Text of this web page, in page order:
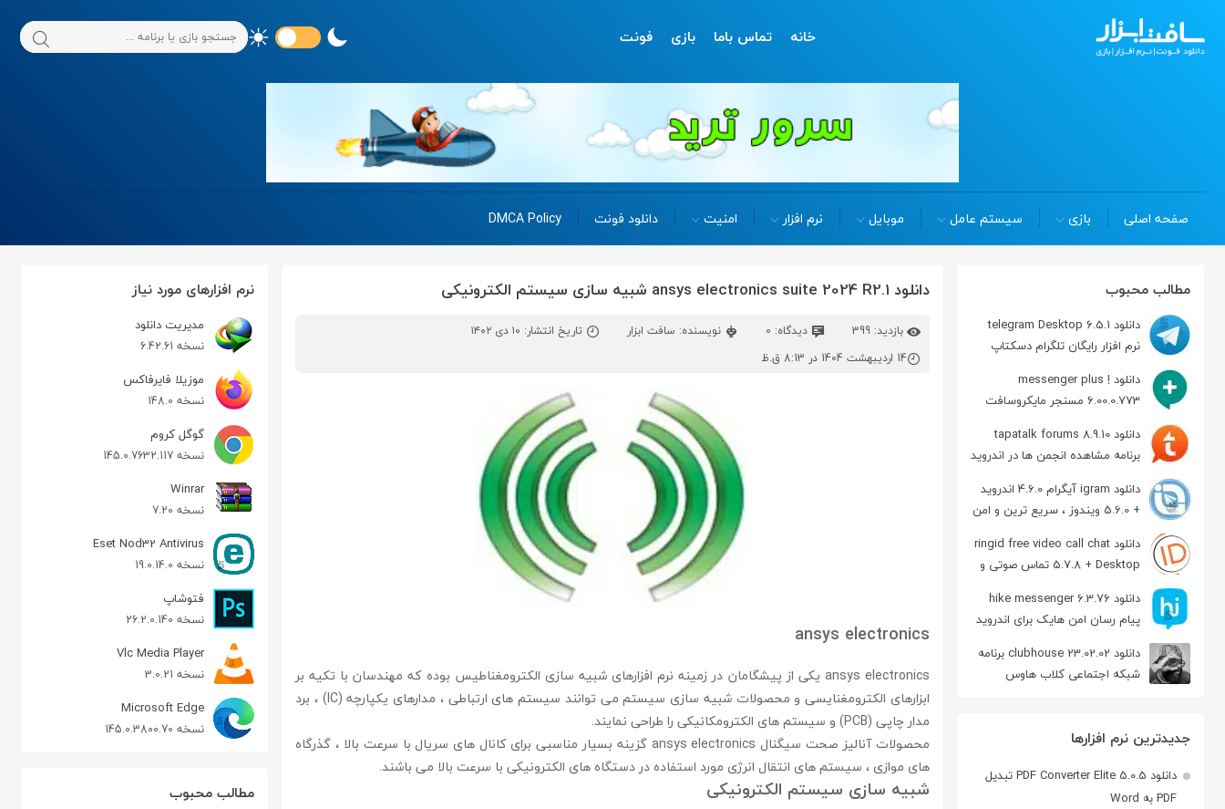
خانه تماس باما بازی فونت
صفحه اصلی بازی سیستم عامل موبایل نرم افزار امنیت دانلود فونت DMCA Policy
مطالب محبوب
دانلود telegram Desktop 6.5.1
نرم افزار رایگان تلگرام دسکتاپ
دانلود messenger plus !
6.00.0.773 مسنجر مایکروسافت
دانلود tapatalk forums 8.9.10
برنامه مشاهده انجمن ها در اندروید
دانلود igram آیگرام 4.6.0 اندروید
+ 5.6.0 ویندوز ، سریع ترین و امن
ترین نسخه تلگرام
دانلود ringid free video call chat
5.7.8 + Desktop تماس صوتی و
تصویری در اندروید
دانلود hike messenger 6.3.76
پیام‌ رسان‌ امن هایک برای اندروید
دانلود clubhouse 23.02.02 برنامه
شبکه اجتماعی کلاب هاوس
جدیدترین نرم افزارها
دانلود PDF Converter Elite 5.0.5 تبدیل
PDF به Word
دانلود ansys electronics suite 2024 R2.1 شبیه سازی سیستم الکترونیکی
بازدید: 399 دیدگاه: 0 نویسنده: سافت ابزار
تاریخ انتشار: ۱۰ دی ۱۴۰۲
14 اردیبهشت 1404 در 8:13 ق.ظ
ansys electronics
ansys electronics یکی از پیشگامان در زمینه نرم افزارهای شبیه سازی الکترومغناطیس بوده که مهندسان با تکیه بر
ابزارهای الکترومغنایسی و محصولات شبیه سازی سیستم می توانند سیستم های ارتباطی ، مدارهای یکپارچه (IC) ، برد
مدار چاپی (PCB) و سیستم های الکترومکانیکی را طراحی نمایند.
محصولات آنالیز صحت سیگنال ansys electronics گزینه بسیار مناسبی برای کانال های سریال با سرعت بالا ، گذرگاه
های موازی ، سیستم های انتقال انرژی مورد استفاده در دستگاه های الکترونیکی با سرعت بالا می باشند.
شبیه سازی سیستم الکترونیکی
نرم افزارهای مورد نیاز
مدیریت دانلود
نسخه 6.42.61
موزیلا فایرفاکس
نسخه 148.0
گوگل کروم
نسخه 145.0.7632.117
Winrar
نسخه 7.20
Eset Nod32 Antivirus
نسخه 19.0.14.0
فتوشاپ
نسخه 26.2.0.140
Vlc Media Player
نسخه 3.0.21
Microsoft Edge
نسخه 145.0.3800.70
مطالب محبوب